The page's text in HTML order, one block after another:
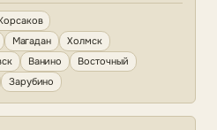
Магадан
Холмск
Ванино
Восточный
Зарубино